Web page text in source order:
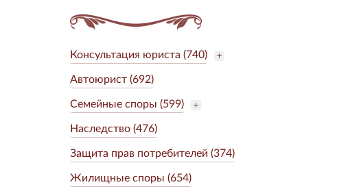
Консультация юриста (740)
Автоюрист (692)
Семейные споры (599)
Наследство (476)
Защита прав потребителей (374)
Жилищные споры (654)